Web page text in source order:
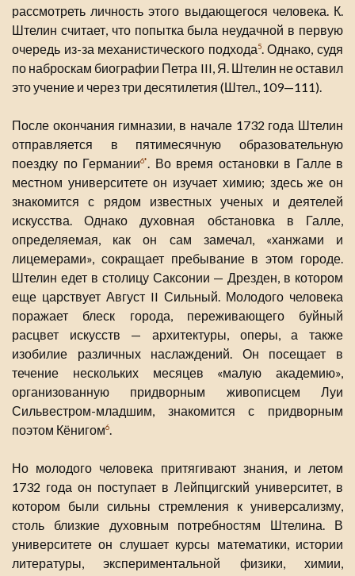
рассмотреть личность этого выдающегося человека. К.
Штелин считает, что попытка была неудачной в первую
очередь из-за механистического подхода5. Однако, судя
по наброскам биографии Петра III, Я. Штелин не оставил
это учение и через три десятилетия (Штел., 109—111).
После окончания гимназии, в начале 1732 года Штелин
отправляется в пятимесячную образовательную
поездку по Германии6*
. Во время остановки в Галле в
местном университете он изучает химию; здесь же он
знакомится с рядом известных ученых и деятелей
искусства. Однако духовная обстановка в Галле,
определяемая, как он сам замечал, «ханжами и
лицемерами», сокращает пребывание в этом городе.
Штелин едет в столицу Саксонии — Дрезден, в котором
еще царствует Август II Сильный. Молодого человека
поражает блеск города, переживающего буйный
расцвет искусств — архитектуры, оперы, а также
изобилие различных наслаждений. Он посещает в
течение нескольких месяцев «малую академию»,
организованную придворным живописцем Луи
Сильвестром-младшим, знакомится с придворным
поэтом Кёнигом6
Но молодого человека притягивают знания, и летом
1732 года он поступает в Лейпцигский университет, в
котором были сильны стремления к универсализму,
столь близкие духовным потребностям Штелина. В
университете он слушает курсы математики, истории
литературы, экспериментальной физики, химии,